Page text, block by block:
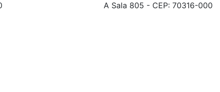
A Sala 805 - CEP: 70316-000